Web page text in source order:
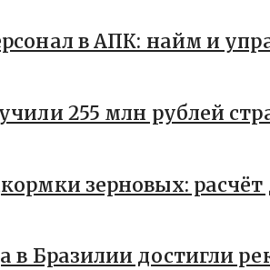
в АПК: найм и
255 млн рублей
зерновых: расчёт
в Бразилии достигли